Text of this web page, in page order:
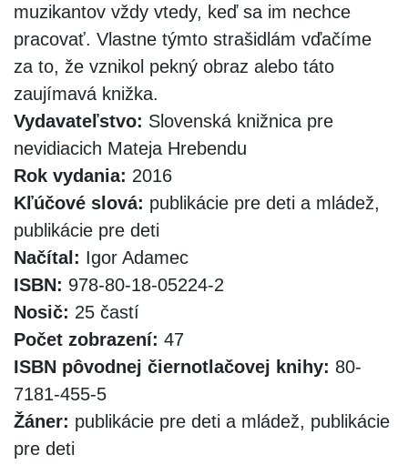
muzikantov vždy vtedy, keď sa im nechce
pracovať. Vlastne týmto strašidlám vďačíme
za to, že vznikol pekný obraz alebo táto
zaujímavá knižka.
Vydavateľstvo: Slovenská knižnica pre
nevidiacich Mateja Hrebendu
Rok vydania: 2016
Kľúčové slová: publikácie pre deti a mládež,
publikácie pre deti
Načítal: Igor Adamec
ISBN: 978-80-18-05224-2
Nosič: 25 častí
Počet zobrazení: 47
ISBN pôvodnej čiernotlačovej knihy: 80-
7181-455-5
Žáner: publikácie pre deti a mládež, publikácie
pre deti